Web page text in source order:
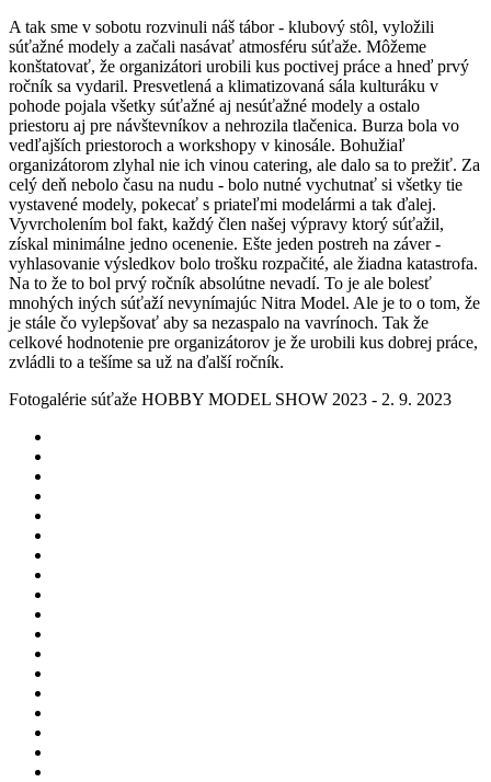
A tak sme v sobotu rozvinuli náš tábor - klubový stôl, vyložili
súťažné modely a začali nasávať atmosféru súťaže. Môžeme
konštatovať, že organizátori urobili kus poctivej práce a hneď prvý
ročník sa vydaril. Presvetlená a klimatizovaná sála kulturáku v
pohode pojala všetky súťažné aj nesúťažné modely a ostalo
priestoru aj pre návštevníkov a nehrozila tlačenica. Burza bola vo
vedľajších priestoroch a workshopy v kinosále. Bohužiaľ
organizátorom zlyhal nie ich vinou catering, ale dalo sa to prežiť. Za
celý deň nebolo času na nudu - bolo nutné vychutnať si všetky tie
vystavené modely, pokecať s priateľmi modelármi a tak ďalej.
Vyvrcholením bol fakt, každý člen našej výpravy ktorý súťažil,
získal minimálne jedno ocenenie. Ešte jeden postreh na záver -
vyhlasovanie výsledkov bolo trošku rozpačité, ale žiadna katastrofa.
Na to že to bol prvý ročník absolútne nevadí. To je ale bolesť
mnohých iných súťaží nevynímajúc Nitra Model. Ale je to o tom, že
je stále čo vylepšovať aby sa nezaspalo na vavrínoch. Tak že
celkové hodnotenie pre organizátorov je že urobili kus dobrej práce,
zvládli to a tešíme sa už na ďalší ročník.
Fotogalérie súťaže HOBBY MODEL SHOW 2023 - 2. 9. 2023